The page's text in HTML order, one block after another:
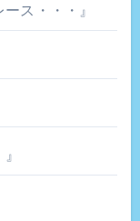
ス・・・』